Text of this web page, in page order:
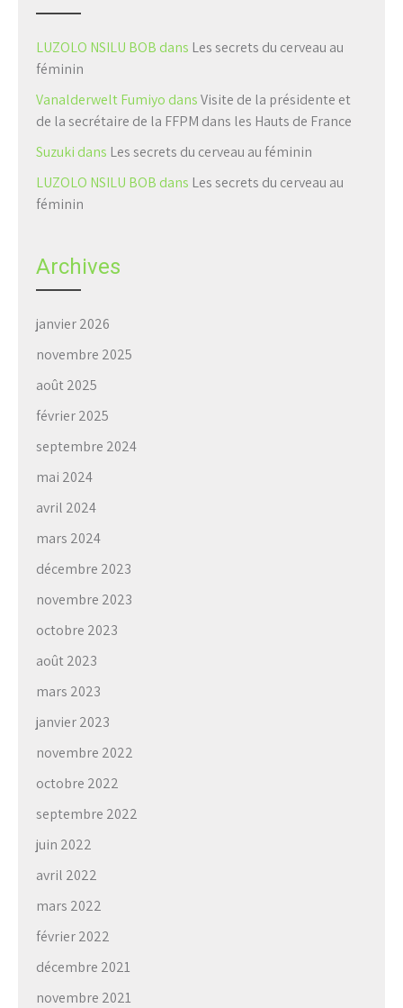
LUZOLO NSILU BOB dans Les secrets du cerveau au
féminin
Vanalderwelt Fumiyo dansVisite de la présidente et
de la secrétaire de la FFPM dans les Hauts de France
Suzuki dans Les secrets du cerveau au féminin
LUZOLO NSILU BOB dans Les secrets du cerveau au
féminin
Archives
janvier 2026
novembre 2025
août 2025
février 2025
septembre 2024
mai 2024
avril 2024
mars 2024
décembre 2023
novembre 2023
octobre 2023
août 2023
mars 2023
janvier 2023
novembre 2022
octobre 2022
septembre 2022
juin 2022
avril 2022
mars 2022
février 2022
décembre 2021
novembre 2021